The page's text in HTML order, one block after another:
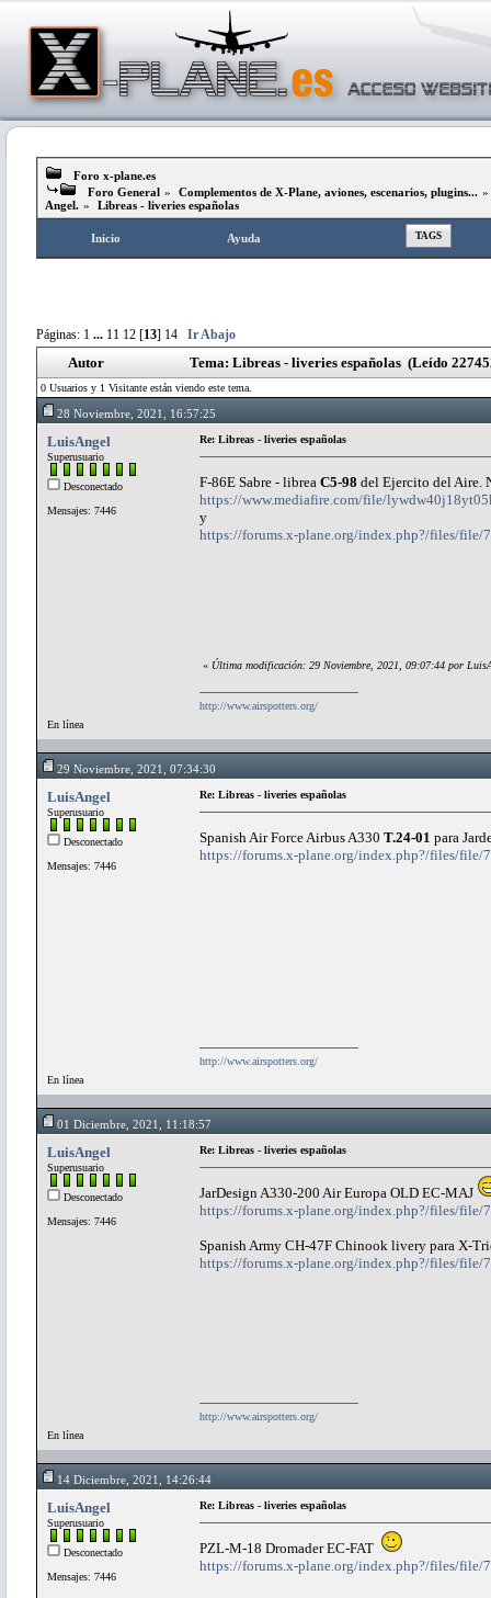
Foro x-plane.es
Foro General » Complementos de X-Plane, aviones, escenarios, plugins... »
Angel. » Libreas - liveries españolas
Inicio Ayuda TAGS
Páginas: 1 ... 11 12 [13] 14 Ir Abajo
Autor Tema: Libreas - liveries españolas (Leído
0 Usuarios y 1 Visitante están viendo este tema.
28 Noviembre, 2021, 16:57:25
LuisAngel
Superusuario
Desconectado
Mensajes: 7446
En línea
Re: Libreas - liveries españolas
F-86E Sabre - librea C5-98 del Ejercito del Aire.
https://www.mediafire.com/file/
y
https://forums.x-plane.org/index.php?/files/file/
« Última modificación: 29 Noviembre, 2021, 09:07:44 por
http://www.airspotters.org/
29 Noviembre, 2021, 07:34:30
LuisAngel
Superusuario
Desconectado
Mensajes: 7446
En línea
Re: Libreas - liveries españolas
Spanish Air Force Airbus A330 T.24-01 para
https://forums.x-plane.org/index.php?/files/file/
http://www.airspotters.org/
01 Diciembre, 2021, 11:18:57
LuisAngel
Superusuario
Desconectado
Mensajes: 7446
En línea
Re: Libreas - liveries españolas
JarDesign A330-200 Air Europa OLD EC-MAJ
https://forums.x-plane.org/index.php?/files/file/
Spanish Army CH-47F Chinook livery para X-
https://forums.x-plane.org/index.php?/files/
http://www.airspotters.org/
14 Diciembre, 2021, 14:26:44
LuisAngel
Superusuario
Desconectado
Mensajes: 7446
Re: Libreas - liveries españolas
PZL-M-18 Dromader EC-FAT
https://forums.x-plane.org/index.php?/files/file/